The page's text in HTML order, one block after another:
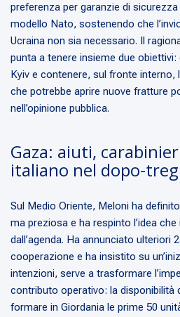
preferenza per garanzie di sicurezza
modello Nato, sostenendo che
Ucraina non sia necessario. Il
punta a tenere insieme due
Kyiv e contenere, sul fronte interno,
che potrebbe aprire nuove fratture
nell’opinione pubblica.
Gaza: aiuti,
italiano nel dopo-
Sul Medio Oriente, Meloni ha
ma preziosa e ha respinto l’idea
dall’agenda. Ha annunciato ulteriori
cooperazione e ha insistito su
intenzioni, serve a trasformare
contributo operativo: la disponibilità
formare in Giordania le prime 50